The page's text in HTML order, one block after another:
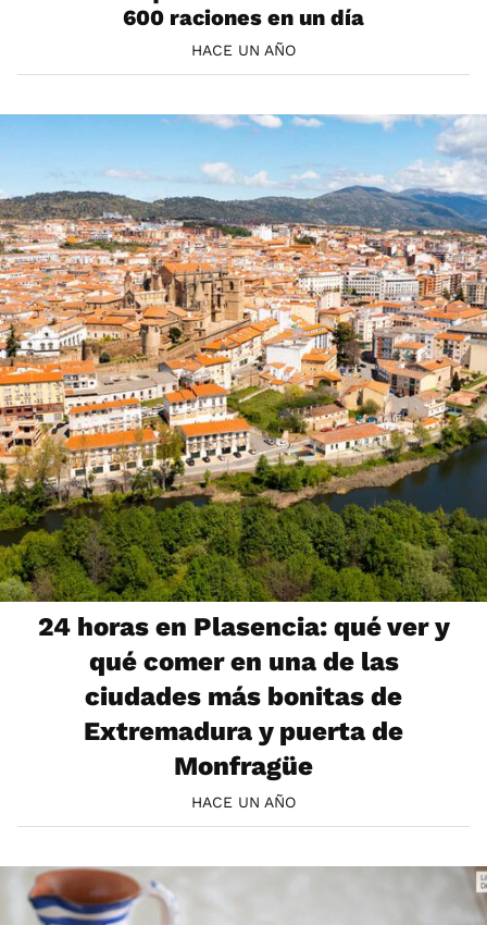
600 raciones en un día
HACE UN AÑO
24 horas en Plasencia: qué ver y
qué comer en una de las
ciudades más bonitas de
Extremadura y puerta de
Monfragüe
HACE UN AÑO